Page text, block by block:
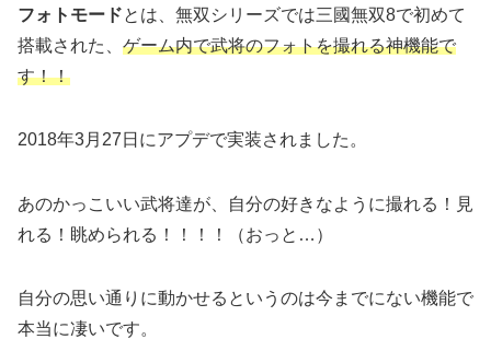
フォトモードとは、無双シリーズでは三國無双8で初めて
搭載された、 ゲーム内で武将のフォトを撮れる神機能で
す！！
2018年3月27日にアプデで実装されました。
あのかっこいい武将達が、自分の好きなように撮れる！見
れる！眺められる！！！！（おっと…）
自分の思い通りに動かせるというのは今までにない機能で
本当に凄いです。